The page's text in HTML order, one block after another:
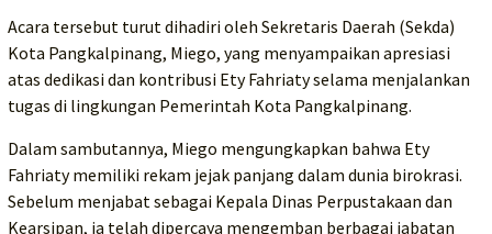
Acara tersebut turut dihadiri oleh Sekretaris Daerah (Sekda)
Kota Pangkalpinang, Miego, yang menyampaikan apresiasi
atas dedikasi dan kontribusi Ety Fahriaty selama menjalankan
tugas di lingkungan Pemerintah Kota Pangkalpinang.
Dalam sambutannya, Miego mengungkapkan bahwa Ety
Fahriaty memiliki rekam jejak panjang dalam dunia birokrasi.
Sebelum menjabat sebagai Kepala Dinas Perpustakaan dan
Kearsipan, ia telah dipercaya mengemban berbagai jabatan